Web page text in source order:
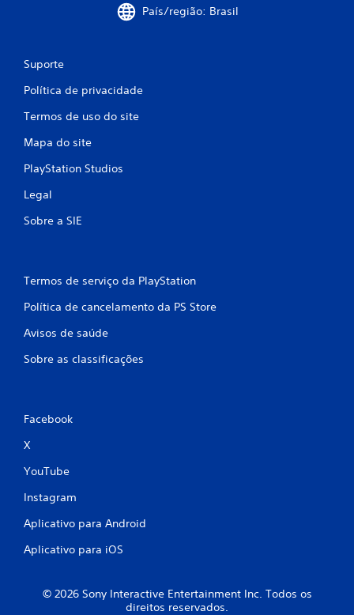
País/região: Brasil
Suporte
Política de privacidade
Termos de uso do site
Mapa do site
PlayStation Studios
Legal
Sobre a SIE
Termos de serviço da PlayStation
Política de cancelamento da PS Store
Avisos de saúde
Sobre as classificações
Facebook
X
YouTube
Instagram
Aplicativo para Android
Aplicativo para iOS
© 2026 Sony Interactive Entertainment Inc. Todos os
direitos reservados.